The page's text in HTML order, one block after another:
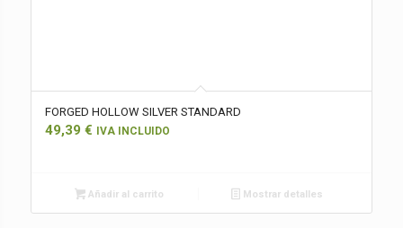
FORGED HOLLOW SILVER STANDARD
49,39 € IVA INCLUIDO
Añadir al carrito Mostrar detalles